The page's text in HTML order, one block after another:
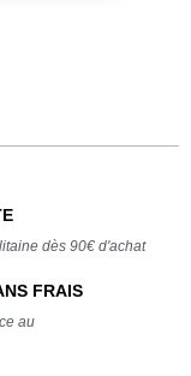
dès 90€ d'achat
FRAIS
au